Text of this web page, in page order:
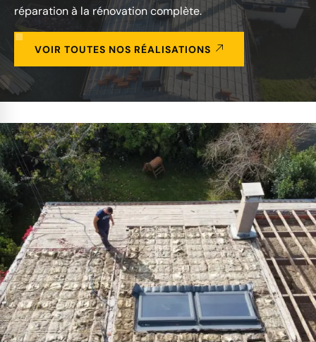
réparation à la rénovation complète.
VOIR TOUTES NOS RÉALISATIONS